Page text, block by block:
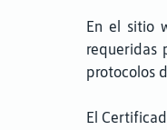
En el sitio
requeridas
protocolos
El